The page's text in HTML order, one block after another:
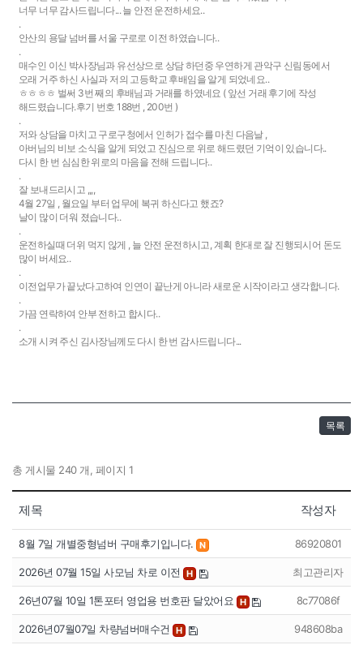
너무 너무 감사드립니다... 늘 안전 운전하세요..
.
안산의 용달 넘버를 서울 구로로 이전 하였습니다..
.
매수인 이신 박사장님과 유선상으로 상담 하던중 우연하게 관악구 신림동에서
오래 거주 하신 사실과 저의 고등학교 후배임을 알게 되었네요..
ㅎㅎㅎㅎ 벌써 3번 째의 후배님과 거래를 하였네요 ( 앞선 거래 후기에 작성
해드렸습니다.후기 번호 188번 , 200번 )
.
저와 상담을 마치고 구로구청에서 인허가 접수를 마친 다음날 ,
아버님의 비보 소식을 알게 되었고 진심으로 위로 해드렸던 기억이 있습니다..
다시 한 번 심심한 위로의 마음을 전해 드립니다..
.
잘 보내드리시고 ,,,,
4월 27일 , 월요일 부터 업무에 복귀 하신다고 했죠?
날이 많이 더워 졌습니다..
.
운전하실때 더위 먹지 않게 , 늘 안전 운전하시고, 계획 한대로 잘 진행되시어 돈도
많이 버세요..
.
이전업무가 끝났다고하여 인연이 끝난게 아니라 새로운 시작이라고 생각합니다.
.
가끔 연락하여 안부 전하고 합시다..
.
소개 시켜 주신 김사장님께도 다시 한 번 감사드립니다...
목록
총 게시물 240 개, 페이지 1
제목 작성자
8월 7일 개별중형넘버 구매후기입니다. N 86920801
2026년 07월 15일 사모님 차로 이전 H 최고관리자
26년07월 10일 1톤포터 영업용 번호판 달았어요 H 8c77086f
2026년07월07일 차량넘버매수건 H 948608ba